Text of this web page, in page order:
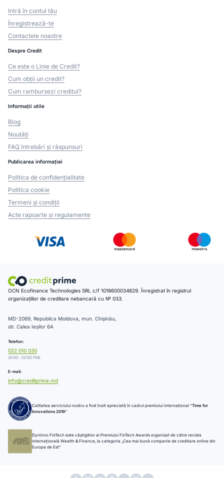
Intră în contul tău
Înregistrează-te
Contactele noastre
Despre Credit
Ce este o Linie de Credit?
Cum obții un credit?
Cum rambursezi creditul?
Informații utile
Blog
Noutăți
FAQ întrebări și răspunsuri
Publicarea informației
Politica de confidențialitate
Politica cookie
Termeni și condiții
Acte rapoarte și regulamente
OCN Ecofinance Technologies SRL c/f 1018600034829. Înregistrat în registrul
organizațiilor de creditare nebancară cu № 033.
MD-2069, Republica Moldova, mun. Chișinău,
str. Calea Ieșilor 6A
Telefon:
022 010 030
(8:00- 20:00 PM)
E-mail:
info@creditprime.md
Calitatea serviciului nostru a fost înalt apreciată în cadrul premiului internațional “Time for
Innovations 2019”
Dyninno FinTech este câștigător al Premiului FinTech Awards organizat de către revista
internațională Wealth & Finance, la categoria „Cea mai bună companie de creditare online din
Europa de Est”